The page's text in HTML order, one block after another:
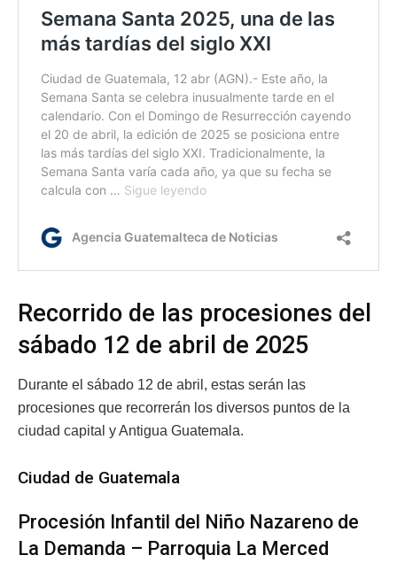
Recorrido de las procesiones del
sábado 12 de abril de 2025
Durante el sábado 12 de abril, estas serán las
procesiones que recorrerán los diversos puntos de la
ciudad capital y Antigua Guatemala.
Ciudad de Guatemala
Procesión Infantil del Niño Nazareno de
La Demanda – Parroquia La Merced